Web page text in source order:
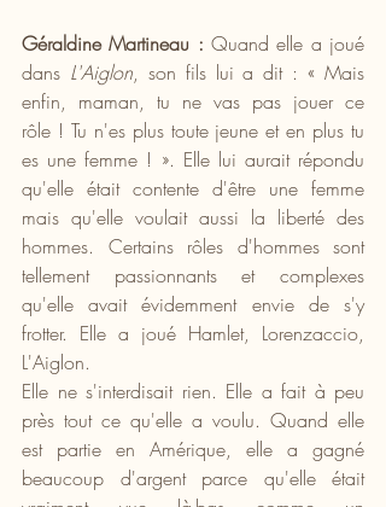
Géraldine Martineau : Quand elle a joué
dans L'Aiglon, son fils lui a dit : « Mais
enfin, maman, tu ne vas pas jouer ce
rôle ! Tu n'es plus toute jeune et en plus tu
es une femme ! ». Elle lui aurait répondu
qu'elle était contente d'être une femme
mais qu'elle voulait aussi la liberté des
hommes. Certains rôles d'hommes sont
tellement passionnants et complexes
qu'elle avait évidemment envie de s'y
frotter. Elle a joué Hamlet, Lorenzaccio,
L'Aiglon.
Elle ne s'interdisait rien. Elle a fait à peu
près tout ce qu'elle a voulu. Quand elle
est partie en Amérique, elle a gagné
beaucoup d'argent parce qu'elle était